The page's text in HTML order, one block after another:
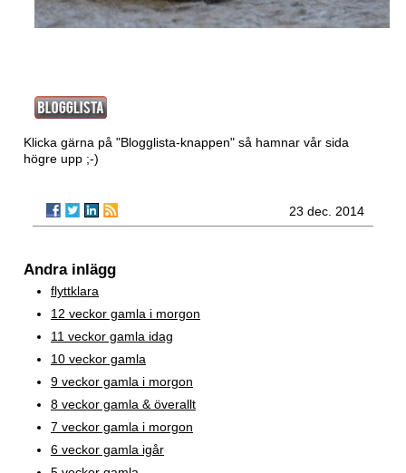
Klicka gärna på "Blogglista-knappen" så hamnar vår sida
högre upp ;-)
23 dec. 2014
Andra inlägg
flyttklara
12 veckor gamla i morgon
11 veckor gamla idag
10 veckor gamla
9 veckor gamla i morgon
8 veckor gamla & överallt
7 veckor gamla i morgon
6 veckor gamla igår